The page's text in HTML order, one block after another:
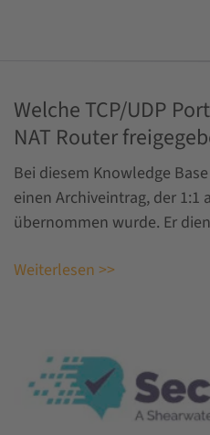
Welche TCP/UDP
NAT Router
Bei diesem Knowledge
einen Archiveintrag, der 1:1
übernommen wurde. Er
Weiterlesen >>